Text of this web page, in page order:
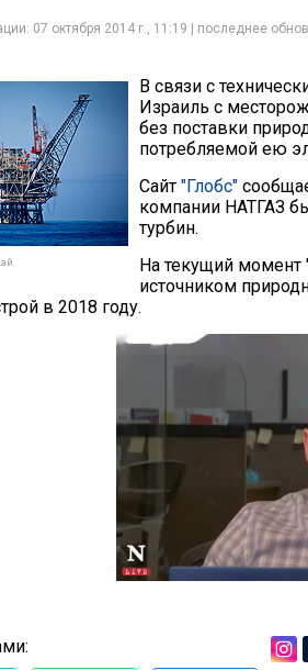
07 октября 2014 г., 11:19 | последнее
В связи с
Израиль с
без поставки
потребляемой ею
Сайт "Глобс"
компании НАТГАЗ
турбин.
На текущий момент
источником
в 2018 году.